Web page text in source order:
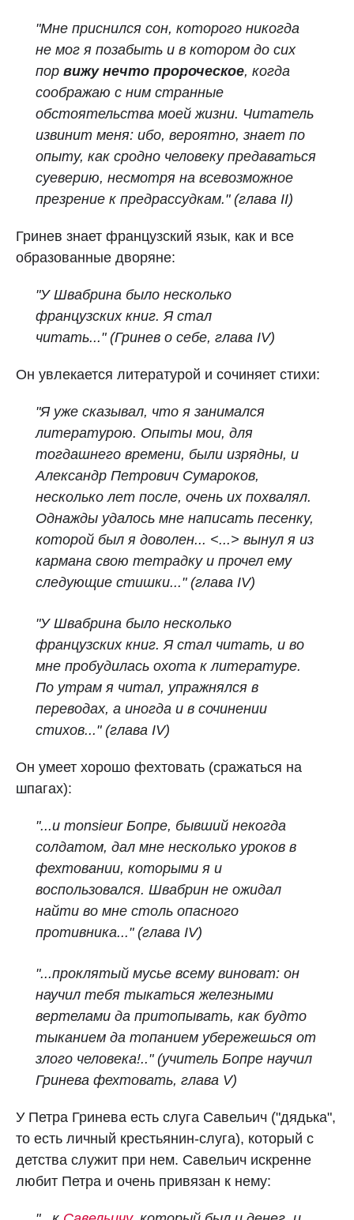
"Мне приснился сон, которого никогда
не мог я позабыть и в котором до сих
пор вижу нечто пророческое, когда
соображаю с ним странные
обстоятельства моей жизни. Читатель
извинит меня: ибо, вероятно, знает по
опыту, как сродно человеку предаваться
суеверию, несмотря на всевозможное
презрение к предрассудкам." (глава II)
Гринев знает французский язык, как и все
образованные дворяне:
"У Швабрина было несколько
французских книг. Я стал
читать..." (Гринев о себе, глава IV)
Он увлекается литературой и сочиняет стихи:
"Я уже сказывал, что я занимался
литературою. Опыты мои, для
тогдашнего времени, были изрядны, и
Александр Петрович Сумароков,
несколько лет после, очень их похвалял.
Однажды удалось мне написать песенку,
которой был я доволен... <...> вынул я из
кармана свою тетрадку и прочел ему
следующие стишки..." (глава IV)
"У Швабрина было несколько
французских книг. Я стал читать, и во
мне пробудилась охота к литературе.
По утрам я читал, упражнялся в
переводах, а иногда и в сочинении
стихов..." (глава IV)
Он умеет хорошо фехтовать (сражаться на
шпагах):
"...и monsieur Бопре, бывший некогда
солдатом, дал мне несколько уроков в
фехтовании, которыми я и
воспользовался. Швабрин не ожидал
найти во мне столь опасного
противника..." (глава IV)
"...проклятый мусье всему виноват: он
научил тебя тыкаться железными
вертелами да притопывать, как будто
тыканием да топанием убережешься от
злого человека!.." (учитель Бопре научил
Гринева фехтовать, глава V)
У Петра Гринева есть слуга Савельич ("дядька",
то есть личный крестьянин-слуга), который с
детства служит при нем. Савельич искренне
любит Петра и очень привязан к нему: